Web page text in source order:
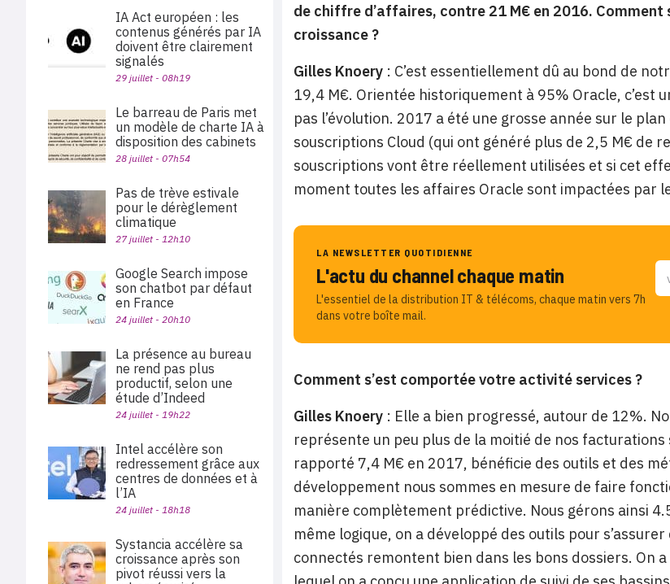
de chiffre d’affaires, contre 21 M€ en 2016.
croissance ?
Gilles Knoery : C’est essentiellement dû au bond de
19,4 M€. Orientée historiquement à 95% Oracle,
pas l’évolution. 2017 a été une grosse année sur le
souscriptions Cloud (qui ont généré plus de 2,5 M€ de
souscriptions vont être réellement utilisées et si cet
moment toutes les affaires Oracle sont impactées par
LA NEWSLETTER QUOTIDIENNE
L'actu du channel chaque matin
L'essentiel de la distribution IT & télécoms, chaque matin vers 7h
dans votre boîte mail.
Comment s’est comportée votre activité services ?
Gilles Knoery : Elle a bien progressé, autour de 12%.
représente un peu plus de la moitié de nos
rapporté 7,4 M€ en 2017, bénéficie des outils et des
développement nous sommes en mesure de faire
manière complètement prédictive. Nous gérons ainsi
même logique, on a développé des outils pour
connectés remontent bien dans les bons dossiers. On
IA Act européen : les
contenus générés par IA
doivent être clairement
signalés
29 juillet - 08h19
Le barreau de Paris met
un modèle de charte IA à
disposition des cabinets
28 juillet - 07h54
Pas de trève estivale
pour le dérèglement
climatique
27 juillet - 12h10
Google Search impose
son chatbot par défaut
en France
24 juillet - 20h10
La présence au bureau
ne rend pas plus
productif, selon une
étude d’Indeed
24 juillet - 19h22
Intel accélère son
redressement grâce aux
centres de données et à
l’IA
24 juillet - 18h18
Systancia accélère sa
croissance après son
pivot réussi vers la